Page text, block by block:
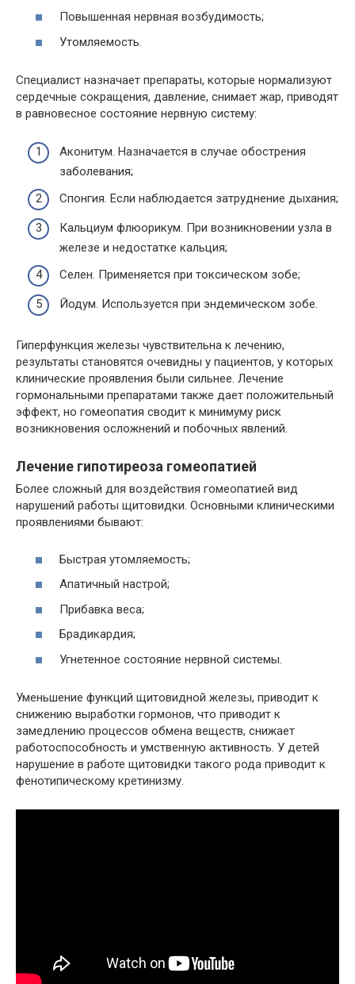
Повышенная нервная возбудимость;
Утомляемость.
Специалист назначает препараты, которые нормализуют
сердечные сокращения, давление, снимает жар, приводят
в равновесное состояние нервную систему:
Аконитум. Назначается в случае обострения
заболевания;
Спонгия. Если наблюдается затруднение дыхания;
Кальциум флюорикум. При возникновении узла в
железе и недостатке кальция;
Селен. Применяется при токсическом зобе;
Йодум. Используется при эндемическом зобе.
Гиперфункция железы чувствительна к лечению,
результаты становятся очевидны у пациентов, у которых
клинические проявления были сильнее. Лечение
гормональными препаратами также дает положительный
эффект, но гомеопатия сводит к минимуму риск
возникновения осложнений и побочных явлений.
Лечение гипотиреоза гомеопатией
Более сложный для воздействия гомеопатией вид
нарушений работы щитовидки. Основными клиническими
проявлениями бывают:
Быстрая утомляемость;
Апатичный настрой;
Прибавка веса;
Брадикардия;
Угнетенное состояние нервной системы.
Уменьшение функций щитовидной железы, приводит к
снижению выработки гормонов, что приводит к
замедлению процессов обмена веществ, снижает
работоспособность и умственную активность. У детей
нарушение в работе щитовидки такого рода приводит к
фенотипическому кретинизму.